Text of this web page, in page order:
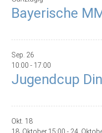
Bayerische
Sep. 26
10:00 - 17:00
Jugendcup
Okt. 18
18. Oktober,15:00 - 24.